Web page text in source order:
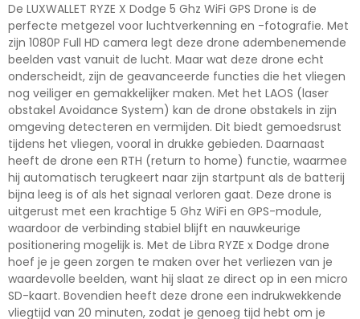
De LUXWALLET RYZE X Dodge 5 Ghz WiFi GPS Drone is de
perfecte metgezel voor luchtverkenning en -fotografie. Met
zijn 1080P Full HD camera legt deze drone adembenemende
beelden vast vanuit de lucht. Maar wat deze drone echt
onderscheidt, zijn de geavanceerde functies die het vliegen
nog veiliger en gemakkelijker maken. Met het LAOS (laser
obstakel Avoidance System) kan de drone obstakels in zijn
omgeving detecteren en vermijden. Dit biedt gemoedsrust
tijdens het vliegen, vooral in drukke gebieden. Daarnaast
heeft de drone een RTH (return to home) functie, waarmee
hij automatisch terugkeert naar zijn startpunt als de batterij
bijna leeg is of als het signaal verloren gaat. Deze drone is
uitgerust met een krachtige 5 Ghz WiFi en GPS-module,
waardoor de verbinding stabiel blijft en nauwkeurige
positionering mogelijk is. Met de Libra RYZE x Dodge drone
hoef je je geen zorgen te maken over het verliezen van je
waardevolle beelden, want hij slaat ze direct op in een micro
SD-kaart. Bovendien heeft deze drone een indrukwekkende
vliegtijd van 20 minuten, zodat je genoeg tijd hebt om je